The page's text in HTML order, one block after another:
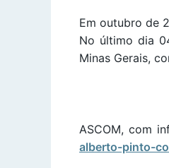
Em outubro de
No último dia
Minas Gerais,
ASCOM, com
alberto-pinto-